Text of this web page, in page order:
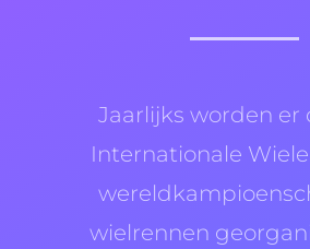
Jaarlijks worden er
Internationale
wielrennen